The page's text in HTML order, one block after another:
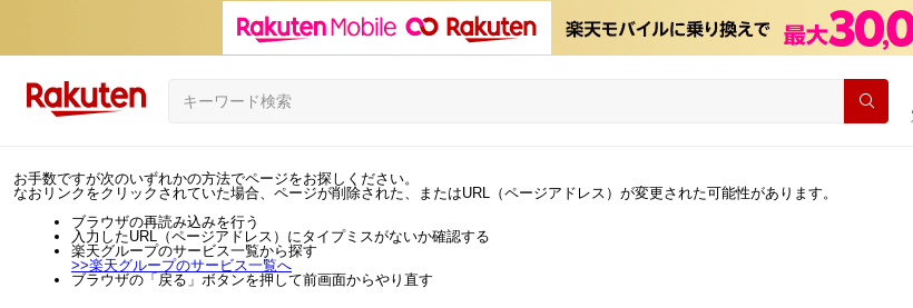
お手数ですが次のいずれかの方法でページをお探しください。
なおリンクをクリックされていた場合、ページが削除された、またはURL（ページアドレス）が変更された可能性があります。
ブラウザの再読み込みを行う
入力したURL（ページアドレス）にタイプミスがないか確認する
楽天グループのサービス一覧から探す
>>楽天グループのサービス一覧へ
ブラウザの「戻る」ボタンを押して前画面からやり直す